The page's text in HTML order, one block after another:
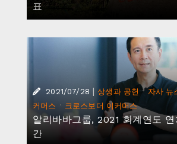
표
2021/07/28 상생과 공헌 ·자사 뉴
커머스 · 크로스보더 이커머스
알리바바그룹, 2021 회계연도
간